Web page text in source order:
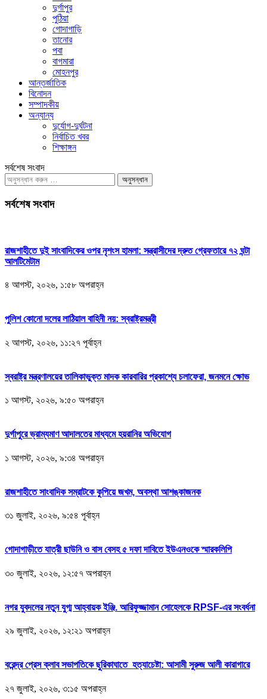
দুর্গাপুর
পুঠিয়া
গোদাগাড়ি
তানোর
পবা
বাগমারা
মোহনপুর
আন্তর্জাতিক
বিনোদন
সম্পাদকীয়
অন্যান্য
দুর্যোগ-দুর্ঘটনা
নির্বাচিত খবর
শিক্ষাঙ্গন
সর্বশেষ সংবাদ
অনুসন্ধানঃ
সর্বশেষ সংবাদ
রাজশাহীতে দুই সাংবাদিকের ওপর নৃশংস হামলা: সন্ত্রাসীদের দ্রুত গ্রেফতারে ৭২ ঘন্টা
আলটিমেটাম
৪ আগস্ট, ২০২৬, ১:৫৮ অপরাহ্ন
পুলিশ কোনো দলের লাঠিয়াল বাহিনী নয়: স্বরাষ্ট্রমন্ত্রী
২ আগস্ট, ২০২৬, ১১:২৭ পূর্বাহ্ন
স্বরাষ্ট্র মন্ত্রণালয়ের তালিকাভুক্ত মাদক কারবারির প্রকাশ্যে চলাফেরা, জনমনে ক্ষোভ
১ আগস্ট, ২০২৬, ৯:৫০ অপরাহ্ন
দুর্গাপুরে ভ্রাম্যমাণ আদালতের মাধ্যমে হয়রানির অভিযোগ
১ আগস্ট, ২০২৬, ৯:৩৪ অপরাহ্ন
রাজশাহীতে সাংবাদিক সম্রাটকে কুপিয়ে জখম, অবস্থা আশঙ্কাজনক
৩১ জুলাই, ২০২৬, ৯:৫৪ পূর্বাহ্ন
গোদাগাড়ীতে যাত্রী ছাউনি ও বাস বেসহ ৫ দফা দাবিতে ইউএনওকে স্মারকলিপি
৩০ জুলাই, ২০২৬, ১২:৫৭ অপরাহ্ন
নগর যুবদলের নতুন যুগ্ম আহ্বায়ক ইঞ্জি. আরিফুজ্জামান সোহেলকে RPSF-এর সংবর্ধনা
২৯ জুলাই, ২০২৬, ১২:২১ অপরাহ্ন
বরেন্দ্র প্রেস ক্লাব সভাপতিকে ছুরিকাঘাতে হত্যাচেষ্টা: আসামী সুরুজ আলী কারাগারে
২৭ জুলাই, ২০২৬, ৩:১৫ অপরাহ্ন